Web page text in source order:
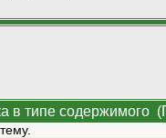
в типе содержимого